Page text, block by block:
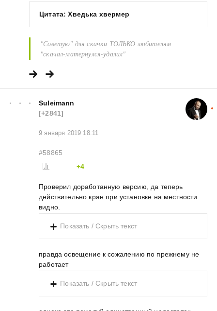
Цитата: Хведька хвермер
"Советую" для скачки ТОЛЬКО любителям
"скачал-матернулся-удалил"
Suleimann
[+2841]
9 января 2019 18:11
#58865
+4
Проверил доработанную версию, да теперь
действительно кран при установке на местности
видно.
Показать / Скрыть текст
правда освещение к сожалению по прежнему не
работает
Показать / Скрыть текст